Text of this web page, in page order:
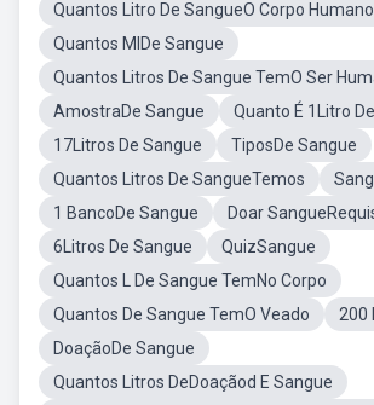
Quantos Litro De SangueO Corpo
Quantos MlDe Sangue
Quantos Litros De Sangue TemO Ser
AmostraDe Sangue
Quanto É 1Litro
17Litros De Sangue
TiposDe Sangue
Quantos Litros De SangueTemos
1 BancoDe Sangue
Doar
6Litros De Sangue
QuizSangue
Quantos L De Sangue TemNo Corpo
Quantos De Sangue TemO Veado
200
DoaçãoDe Sangue
Quantos Litros DeDoaçãod E Sangue